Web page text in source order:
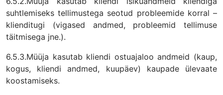
suhtlemiseks tellimustega seotud probleemide korral –
klienditugi (vigased andmed, probleemid tellimuse
täitmisega jne.).
6.5.3.Müüja kasutab kliendi ostuajaloo andmeid (kaup,
kogus, kliendi andmed, kuupäev) kaupade ülevaate
koostamiseks.